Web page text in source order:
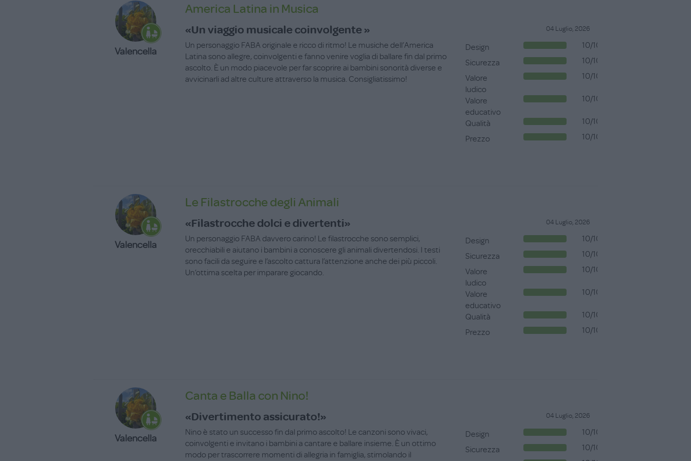
Valencella
America Latina in Musica
«Un viaggio musicale coinvolgente »
Un personaggio FABA originale e ricco di ritmo! Le musiche dell’America
Latina sono allegre, coinvolgenti e fanno venire voglia di ballare fin dal primo
ascolto. È un modo piacevole per far scoprire ai bambini sonorità diverse e
avvicinarli ad altre culture attraverso la musica. Consigliatissimo!
04 Luglio, 2026
Design
10/10
Sicurezza
10/10
Valore
ludico
10/10
Valore
educativo
10/10
Qualità
10/10
Prezzo
10/10
Valencella
Le Filastrocche degli Animali
«Filastrocche dolci e divertenti»
Un personaggio FABA davvero carino! Le filastrocche sono semplici,
orecchiabili e aiutano i bambini a conoscere gli animali divertendosi. I testi
sono facili da seguire e l’ascolto cattura l’attenzione anche dei più piccoli.
Un’ottima scelta per imparare giocando.
04 Luglio, 2026
Design
10/10
Sicurezza
10/10
Valore
ludico
10/10
Valore
educativo
10/10
Qualità
10/10
Prezzo
10/10
Valencella
Canta e Balla con Nino!
«Divertimento assicurato!»
Nino è stato un successo fin dal primo ascolto! Le canzoni sono vivaci,
coinvolgenti e invitano i bambini a cantare e ballare insieme. È un ottimo
modo per trascorrere momenti di allegria in famiglia, stimolando il
04 Luglio, 2026
Design
10/10
Sicurezza
10/10